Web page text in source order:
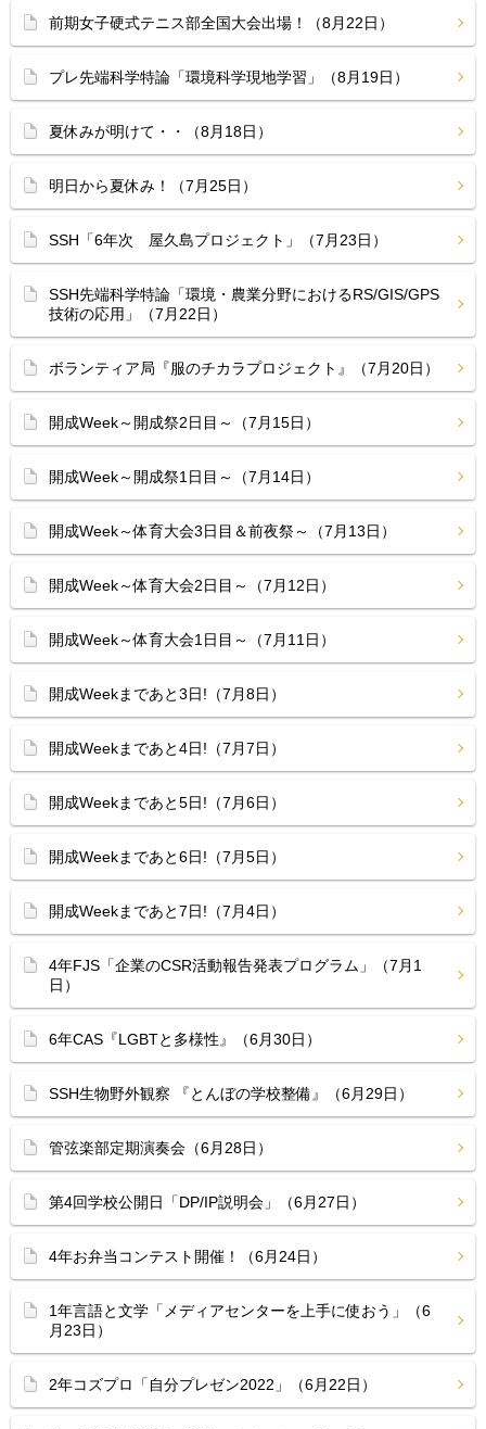
前期女子硬式テニス部全国大会出場！（8月22日）
プレ先端科学特論「環境科学現地学習」（8月19日）
夏休みが明けて・・（8月18日）
明日から夏休み！（7月25日）
SSH「6年次 屋久島プロジェクト」（7月23日）
SSH先端科学特論「環境・農業分野におけるRS/GIS/GPS
技術の応用」（7月22日）
ボランティア局『服のチカラプロジェクト』（7月20日）
開成Week～開成祭2日目～（7月15日）
開成Week～開成祭1日目～（7月14日）
開成Week～体育大会3日目＆前夜祭～（7月13日）
開成Week～体育大会2日目～（7月12日）
開成Week～体育大会1日目～（7月11日）
開成Weekまであと3日!（7月8日）
開成Weekまであと4日!（7月7日）
開成Weekまであと5日!（7月6日）
開成Weekまであと6日!（7月5日）
開成Weekまであと7日!（7月4日）
4年FJS「企業のCSR活動報告発表プログラム」（7月1
日）
6年CAS『LGBTと多様性』（6月30日）
SSH生物野外観察 『とんぼの学校整備』（6月29日）
管弦楽部定期演奏会（6月28日）
第4回学校公開日「DP/IP説明会」（6月27日）
4年お弁当コンテスト開催！（6月24日）
1年言語と文学「メディアセンターを上手に使おう」（6
月23日）
2年コズプロ「自分プレゼン2022」（6月22日）